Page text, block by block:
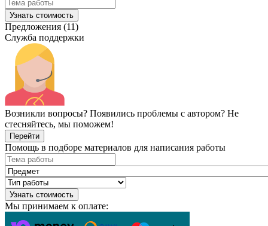
Узнать стоимость
Предложения (11)
Служба поддержки
Возникли вопросы? Появились проблемы с автором? Не
стесняйтесь, мы поможем!
Перейти
Помощь в подборе материалов для написания работы
Узнать стоимость
Мы принимаем к оплате: